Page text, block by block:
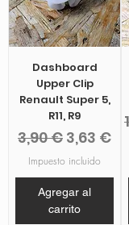
Dashboard
Upper Clip
Renault Super 5,
R11, R9
Precio
3,90 € Precio
3,63 €
Impuesto incluido
Agregar al
carrito